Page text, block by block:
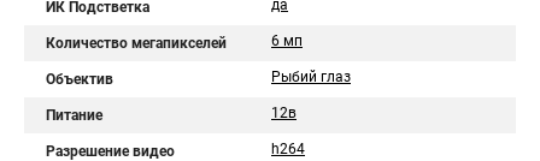
ИК Подстветка да
Количество мегапикселей 6 мп
Объектив Рыбий глаз
Питание 12в
Разрешение видео h264